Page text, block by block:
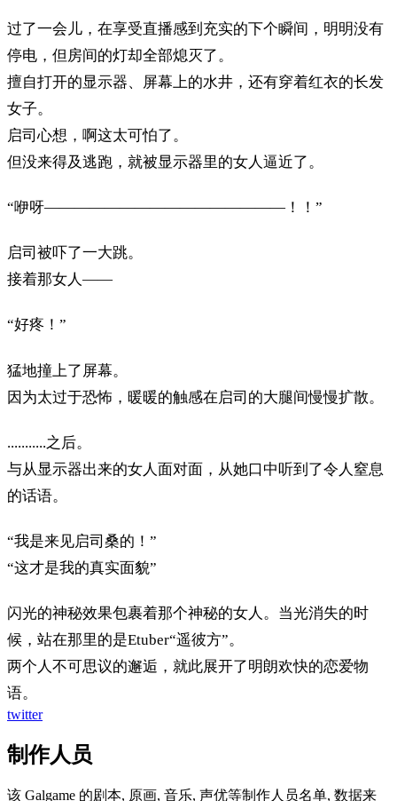
过了一会儿，在享受直播感到充实的下个瞬间，明明没有
停电，但房间的灯却全部熄灭了。
擅自打开的显示器、屏幕上的水井，还有穿着红衣的长发
女子。
启司心想，啊这太可怕了。
但没来得及逃跑，就被显示器里的女人逼近了。
“咿呀————————————————！！”
启司被吓了一大跳。
接着那女人——
“好疼！”
猛地撞上了屏幕。
因为太过于恐怖，暖暖的触感在启司的大腿间慢慢扩散。
...........之后。
与从显示器出来的女人面对面，从她口中听到了令人窒息
的话语。
“我是来见启司桑的！”
“这才是我的真实面貌”
闪光的神秘效果包裹着那个神秘的女人。当光消失的时
候，站在那里的是Etuber“遥彼方”。
两个人不可思议的邂逅，就此展开了明朗欢快的恋爱物
语。
twitter
制作人员
该 Galgame 的剧本, 原画, 音乐, 声优等制作人员名单, 数据来